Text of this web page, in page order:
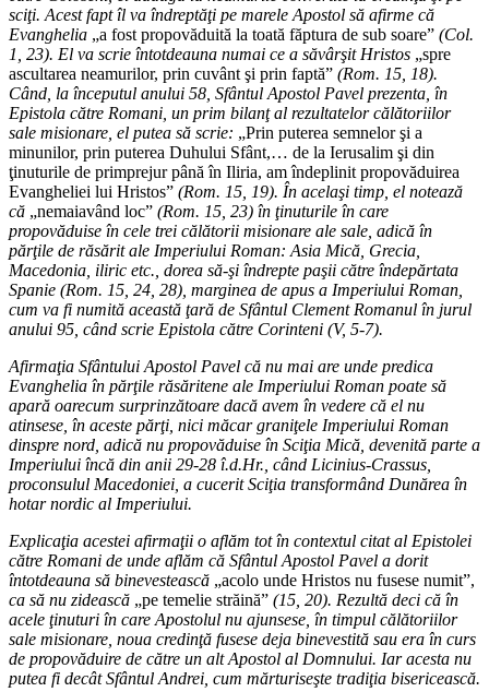
sciţi. Acest fapt îl va îndreptăţi pe marele Apostol să afirme că
Evanghelia „a fost propovăduită la toată făptura de sub soare” (Col.
1, 23). El va scrie întotdeauna numai ce a săvârşit Hristos „spre
ascultarea neamurilor, prin cuvânt şi prin faptă” (Rom. 15, 18).
Când, la începutul anului 58, Sfântul Apostol Pavel prezenta, în
Epistola către Romani, un prim bilanţ al rezultatelor călătoriilor
sale misionare, el putea să scrie: „Prin puterea semnelor şi a
minunilor, prin puterea Duhului Sfânt,… de la Ierusalim şi din
ţinuturile de primprejur până în Iliria, am îndeplinit propovăduirea
Evangheliei lui Hristos” (Rom. 15, 19). În acelaşi timp, el notează
că „nemaiavând loc” (Rom. 15, 23) în ţinuturile în care
propovăduise în cele trei călătorii misionare ale sale, adică în
părţile de răsărit ale Imperiului Roman: Asia Mică, Grecia,
Macedonia, iliric etc., dorea să-şi îndrepte paşii către îndepărtata
Spanie (Rom. 15, 24, 28), marginea de apus a Imperiului Roman,
cum va fi numită această ţară de Sfântul Clement Romanul în jurul
anului 95, când scrie Epistola către Corinteni (V, 5-7).
Afirmaţia Sfântului Apostol Pavel că nu mai are unde predica
Evanghelia în părţile răsăritene ale Imperiului Roman poate să
apară oarecum surprinzătoare dacă avem în vedere că el nu
atinsese, în aceste părţi, nici măcar graniţele Imperiului Roman
dinspre nord, adică nu propovăduise în Sciţia Mică, devenită parte a
Imperiului încă din anii 29-28 î.d.Hr., când Licinius-Crassus,
proconsulul Macedoniei, a cucerit Sciţia transformând Dunărea în
hotar nordic al Imperiului.
Explicaţia acestei afirmaţii o aflăm tot în contextul citat al Epistolei
către Romani de unde aflăm că Sfântul Apostol Pavel a dorit
întotdeauna să binevestească „acolo unde Hristos nu fusese numit”,
ca să nu zidească „pe temelie străină” (15, 20). Rezultă deci că în
acele ţinuturi în care Apostolul nu ajunsese, în timpul călătoriilor
sale misionare, noua credinţă fusese deja binevestită sau era în curs
de propovăduire de către un alt Apostol al Domnului. Iar acesta nu
putea fi decât Sfântul Andrei, cum mărturiseşte tradiţia bisericească.